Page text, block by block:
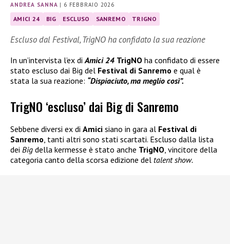
ANDREA SANNA | 6 FEBBRAIO 2026
AMICI 24 BIG ESCLUSO SANREMO TRIGNO
Escluso dal Festival, TrigNO ha confidato la sua reazione
In un’intervista l’ex di Amici 24 TrigNO ha confidato di essere
stato escluso dai Big del Festival di Sanremo e qual è
stata la sua reazione: “Dispiaciuto, ma meglio così”.
TrigNO ‘escluso’ dai Big di Sanremo
Sebbene diversi ex di Amici siano in gara al Festival di
Sanremo, tanti altri sono stati scartati. Escluso dalla lista
dei Big della kermesse è stato anche TrigNO, vincitore della
categoria canto della scorsa edizione del talent show.